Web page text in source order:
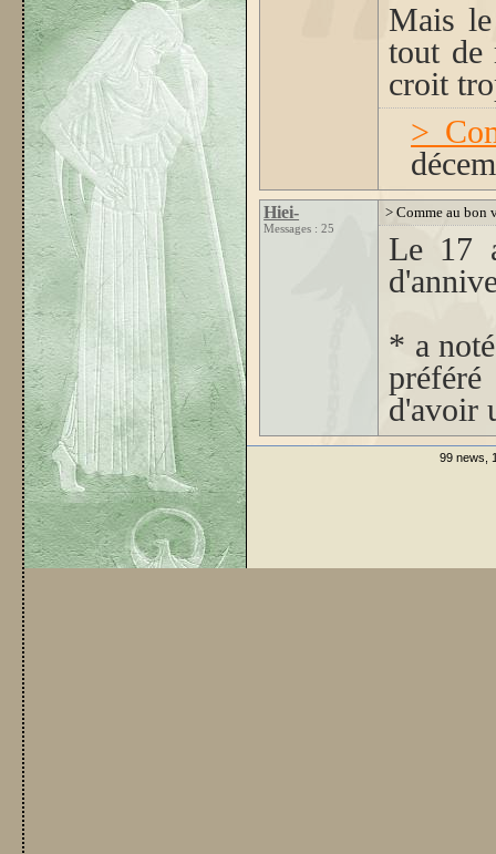
Mais
tout de
croit
>
Hiei-
Messages : 25
> Comme au bon
Le 17
* a
d'avoir
99 news,